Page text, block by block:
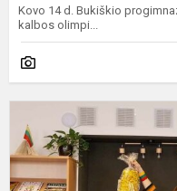
Kovo 14 d. Bukiškio
kalbos olimpi...